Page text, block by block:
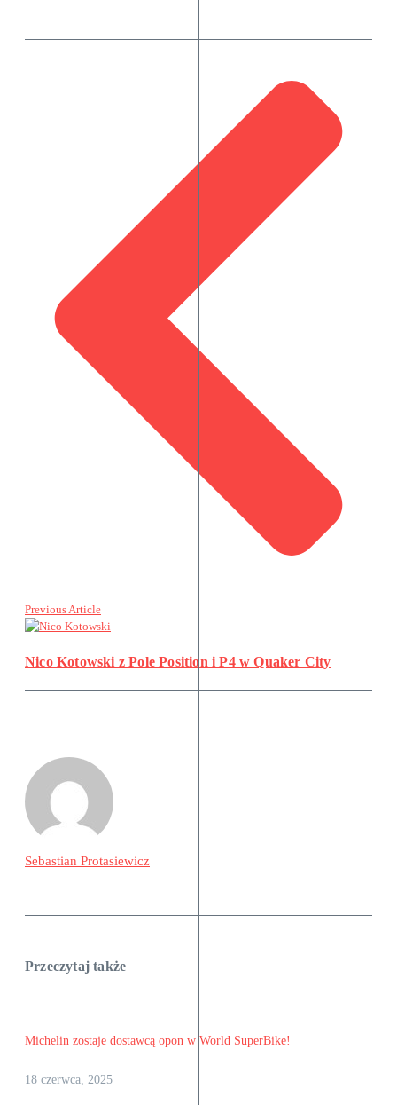
Previous Article
Nico Kotowski z Pole Position i P4 w Quaker City
Sebastian Protasiewicz
Przeczytaj także
Michelin zostaje dostawcą opon w World SuperBike!
18 czerwca, 2025